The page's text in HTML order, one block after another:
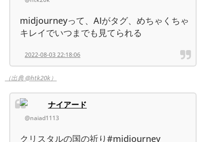
midjourneyって、AIがタグ、めちゃくちゃ
キレイでいつまでも見てられる
2022-08-03 22:18:06
（出典 @htk20k）
ナイアード
@naiad1113
クリスタルの国の祈り#midjourney